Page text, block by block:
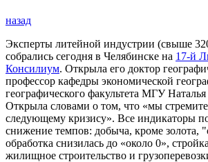
назад
Эксперты литейной индустрии (свыше
собрались сегодня в Челябинске на 17-й
Консилиум. Открыла его доктор
профессор кафедры экономической
географического факультета МГУ
Открыла словами о том, что «мы
следующему кризису». Все индикаторы
снижение темпов: добыча, кроме золота,
обработка снизилась до «около 0»,
жилищное строительство и